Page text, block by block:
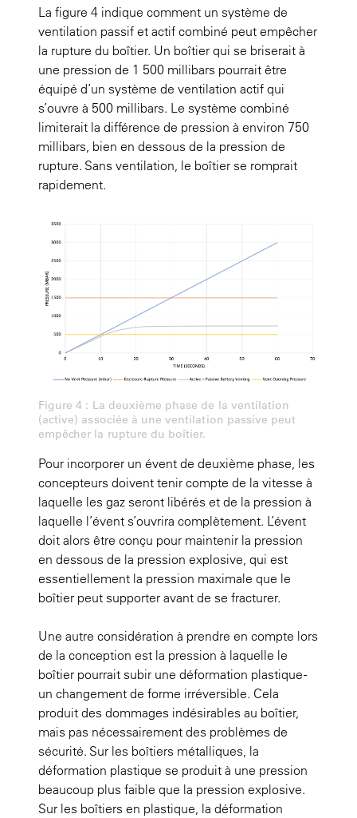
La figure 4 indique comment un système de
ventilation passif et actif combiné peut empêcher
la rupture du boîtier. Un boîtier qui se briserait à
une pression de 1 500 millibars pourrait être
équipé d’un système de ventilation actif qui
s’ouvre à 500 millibars. Le système combiné
limiterait la différence de pression à environ 750
millibars, bien en dessous de la pression de
rupture. Sans ventilation, le boîtier se romprait
rapidement.
Figure 4 : La deuxième phase de la ventilation
(active) associée à une ventilation passive peut
empêcher la rupture du boîtier.
Pour incorporer un évent de deuxième phase, les
concepteurs doivent tenir compte de la vitesse à
laquelle les gaz seront libérés et de la pression à
laquelle l’évent s’ouvrira complètement. L’évent
doit alors être conçu pour maintenir la pression
en dessous de la pression explosive, qui est
essentiellement la pression maximale que le
boîtier peut supporter avant de se fracturer.
Une autre considération à prendre en compte lors
de la conception est la pression à laquelle le
boîtier pourrait subir une déformation plastique -
un changement de forme irréversible. Cela
produit des dommages indésirables au boîtier,
mais pas nécessairement des problèmes de
sécurité. Sur les boîtiers métalliques, la
déformation plastique se produit à une pression
beaucoup plus faible que la pression explosive.
Sur les boîtiers en plastique, la déformation